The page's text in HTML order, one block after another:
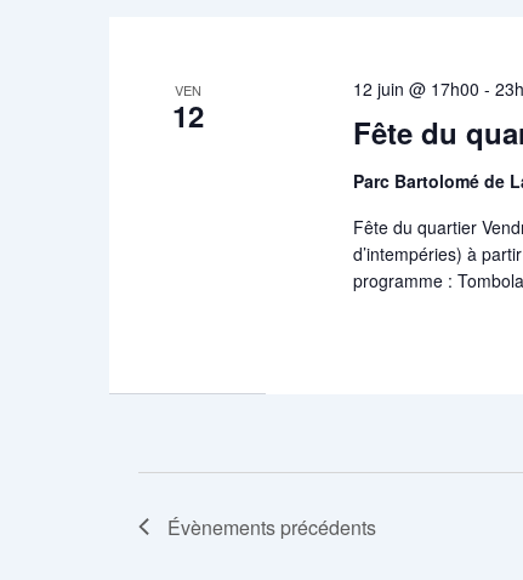
VEN
12 Fête du
12 juin @ 17h00 -
Parc Bartolomé de
Fête du quartier
d’intempéries) à
programme :
Évènements précédents